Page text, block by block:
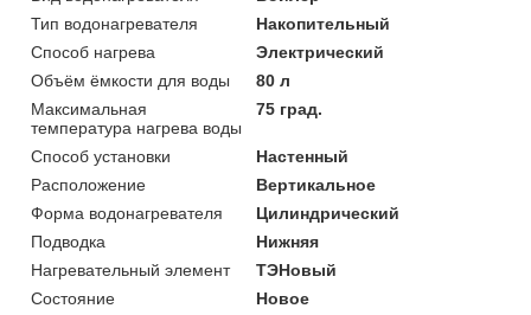
Тип водонагревателя
Накопительный
Способ нагрева
Электрический
Объём ёмкости для воды
80 л
Максимальная
температура нагрева воды
75 град.
Способ установки
Настенный
Расположение
Вертикальное
Форма водонагревателя
Цилиндрический
Подводка
Нижняя
Нагревательный элемент
ТЭНовый
Состояние
Новое